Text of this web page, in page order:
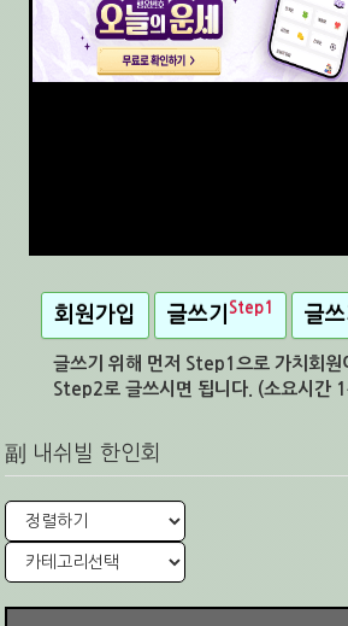
회원가입 글쓰기 Step1 글쓰
글쓰기 위해 먼저 Step1으로 가치회원
Step2로 글쓰시면 됩니다. (소요시간
副 내쉬빌 한인회